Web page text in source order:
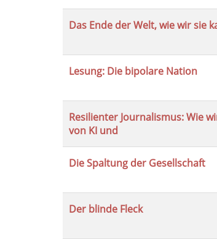
Das Ende der Welt, wie wir sie
Lesung: Die bipolare Nation
Resilienter Journalismus: Wie
von KI und
Die Spaltung der Gesellschaft
Der blinde Fleck